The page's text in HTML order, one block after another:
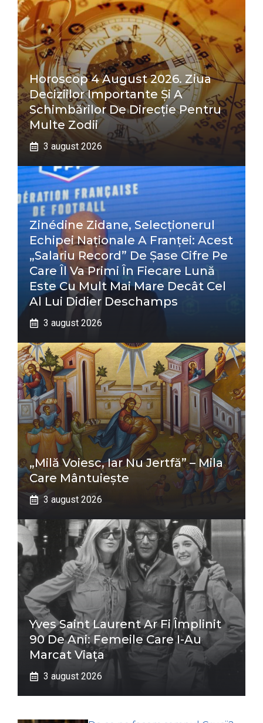
Horoscop 4 August 2026. Ziua
Deciziilor Importante Și A
Schimbărilor De Direcție Pentru
Multe Zodii
3 august 2026
Zinédine Zidane, Selecționerul
Echipei Naționale A Franței: Acest
„salariu Record” De Șase Cifre Pe
Care Îl Va Primi În Fiecare Lună
Este Cu Mult Mai Mare Decât Cel
Al Lui Didier Deschamps
3 august 2026
„Milă Voiesc, Iar Nu Jertfă” – Mila
Care Mântuiește
3 august 2026
Yves Saint Laurent Ar Fi Împlinit
90 De Ani: Femeile Care I-Au
Marcat Viața
3 august 2026